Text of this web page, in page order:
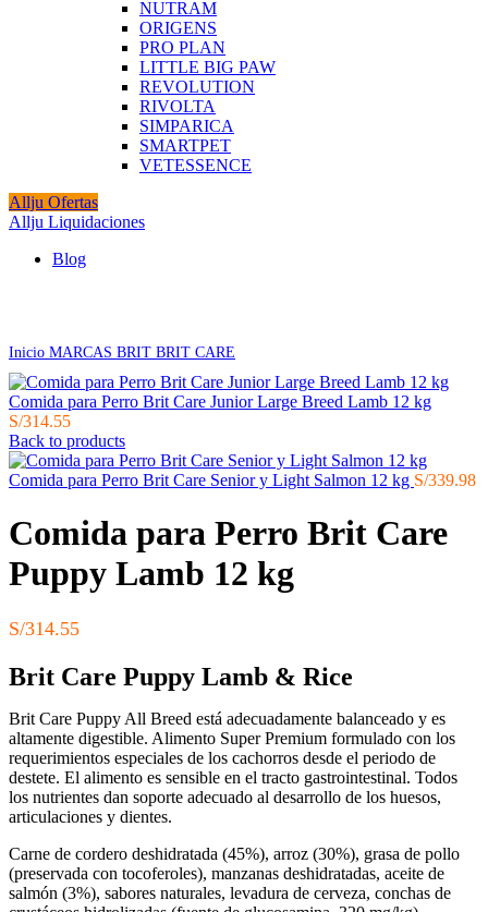
NUTRAM
ORIGENS
PRO PLAN
LITTLE BIG PAW
REVOLUTION
RIVOLTA
SIMPARICA
SMARTPET
VETESSENCE
Allju Ofertas
Allju Liquidaciones
Blog
Inicio MARCAS BRIT BRIT CARE
Comida para Perro Brit Care Junior Large Breed Lamb 12 kg
S/314.55
Back to products
Comida para Perro Brit Care Senior y Light Salmon 12 kg S/339.98
Comida para Perro Brit Care
Puppy Lamb 12 kg
S/314.55
Brit Care Puppy Lamb & Rice
Brit Care Puppy All Breed está adecuadamente balanceado y es
altamente digestible. Alimento Super Premium formulado con los
requerimientos especiales de los cachorros desde el periodo de
destete. El alimento es sensible en el tracto gastrointestinal. Todos
los nutrientes dan soporte adecuado al desarrollo de los huesos,
articulaciones y dientes.
Carne de cordero deshidratada (45%), arroz (30%), grasa de pollo
(preservada con tocoferoles), manzanas deshidratadas, aceite de
salmón (3%), sabores naturales, levadura de cerveza, conchas de